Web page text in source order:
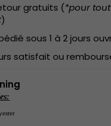
gratuits (*pour
)
sous 1 à 2 jours
satisfait ou